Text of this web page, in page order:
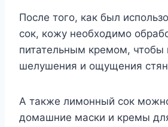
После того, как был
сок, кожу необходимо
питательным кремом, чтобы
шелушения и ощущения
А также лимонный сок
домашние маски и кремы